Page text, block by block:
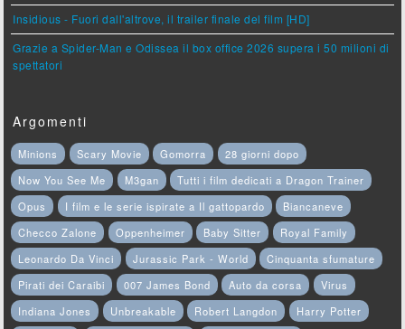
Insidious - Fuori dall'altrove, il trailer finale del film [HD]
Grazie a Spider-Man e Odissea il box office 2026 supera i 50 milioni di
spettatori
Argomenti
Minions Scary Movie Gomorra
28 giorni dopo
Now You See Me
M3gan
Tutti i film dedicati a Dragon Trainer
Opus
I film e le serie ispirate a Il gattopardo
Biancaneve
Checco Zalone
Oppenheimer Baby Sitter
Royal Family
Leonardo Da Vinci
Jurassic Park - World
Cinquanta sfumature
Pirati dei Caraibi
007 James Bond Auto da corsa
Virus
Indiana Jones
Unbreakable Robert Langdon
Harry Potter